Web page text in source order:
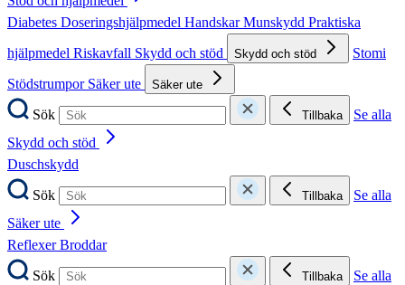
Diabetes Doseringshjälpmedel HandskarMunskydd Praktiska
hjälpmedel Riskavfall Skydd och stöd Skydd och stöd
Stomi
Stödstrumpor Säker ute Säker ute
Sök Tillbaka
Se alla
Skydd och stöd
Duschskydd
Sök
Tillbaka
Se alla
Säker ute
ReflexerBroddar
Sök
Tillbaka
Se alla